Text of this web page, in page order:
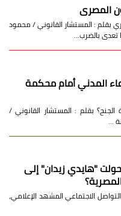
المصري
بقلم : المستشار القانوني / محمود
بالضرب…
المدني أمام محكمة
بقلم : المستشار القانوني /
…
"هايدي زيدان" إلى
الاجتماعي المشهد الإعلامي،